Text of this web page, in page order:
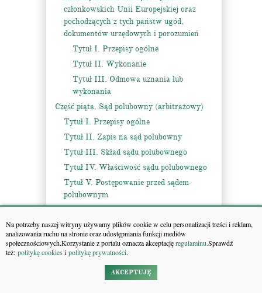
Na potrzeby naszej witryny używamy plików cookie w celu personalizacji treści i reklam,
analizowania ruchu na stronie oraz udostępniania funkcji mediów
społecznościowych.Korzystanie z portalu oznacza akceptacjęregulaminu.Sprawdź
też: politykę cookiesi politykę prywatności.
AKCEPTUJĘ
członkowskich Unii Europejskiej oraz
pochodzących z tych państw ugód,
dokumentów urzędowych i porozumień
Tytuł I. Przepisy ogólne
Tytuł II. Wykonanie
Tytuł III. Odmowa uznania lub
wykonania
Część piąta. Sąd polubowny (arbitrażowy)
Tytuł I. Przepisy ogólne
Tytuł II. Zapis na sąd polubowny
Tytuł III. Skład sądu polubownego
Tytuł IV. Właściwość sądu polubownego
Tytuł V. Postępowanie przed sądem
polubownym
Tytuł VI. Wyrok sądu polubownego i
zakończenie postępowania
Tytuł VII. Skarga o uchylenie wyroku
sądu polubownego
Tytuł VIII. Uznanie i stwierdzenie
wykonalności wyroku sądu polubownego